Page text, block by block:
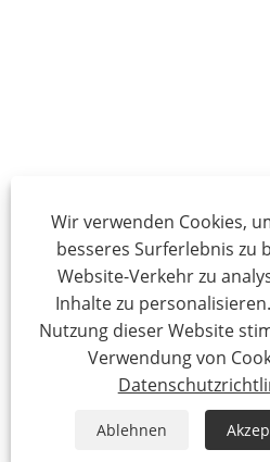
Wir verwenden Cookies,
besseres Surferlebnis zu
Website-Verkehr zu
Inhalte zu
Nutzung dieser Website
Verwendung von
Ablehnen